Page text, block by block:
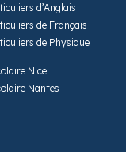
d’Anglais
de Français
de Physique
Nice
Nantes